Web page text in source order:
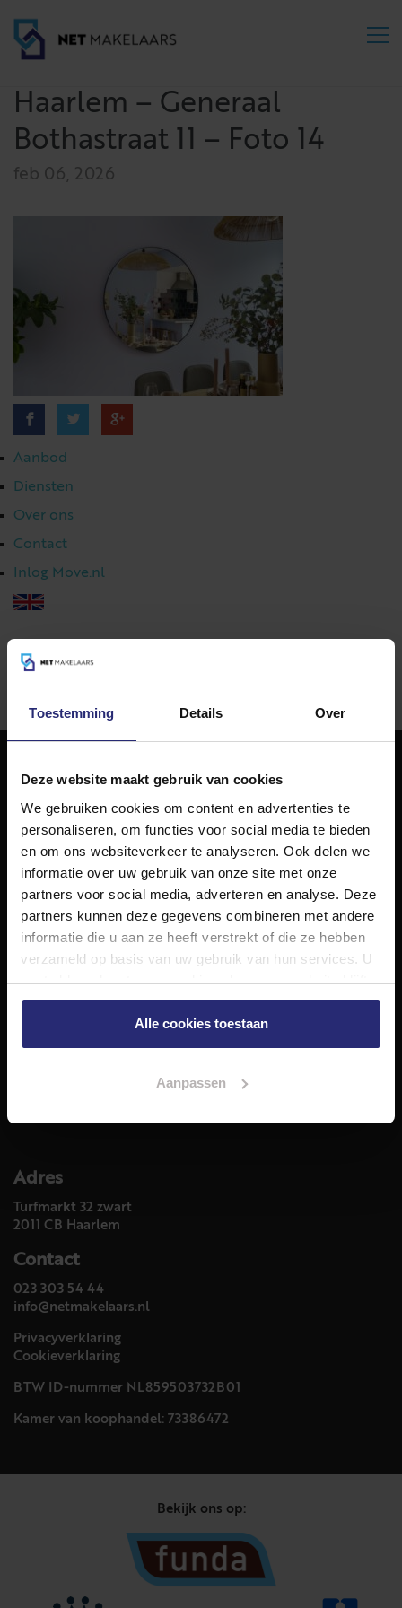
Toestemming Details Over
Deze website maakt gebruik van cookies
We gebruiken cookies om content en advertenties te
personaliseren, om functies voor social media te bieden
en om ons websiteverkeer te analyseren. Ook delen we
informatie over uw gebruik van onze site met onze
partners voor social media, adverteren en analyse. Deze
partners kunnen deze gegevens combineren met andere
informatie die u aan ze heeft verstrekt of die ze hebben
verzameld op basis van uw gebruik van hun services. U
gaat akkoord met onze cookies als u onze website blijft
gebruiken.
Alle cookies toestaan
Aanpassen
Haarlem – Generaal
Bothastraat 11 – Foto 14
feb 06, 2026
Aanbod
Diensten
Over ons
Contact
Inlog Move.nl
023 303 54 44
NET Makelaars
NET Makelaars is een modern makelaarskantoor met
decennialange ervaring in het vak en diepgaande kennis
van de huizenmarkt in Haarlem en omstreken.
Volg ons op
Diensten
Aankoop
Meer informatie over
Adres
Turfmarkt 32 zwart
2011 CB Haarlem
Contact
023 303 54 44
info@netmakelaars.nl
Privacyverklaring
Cookieverklaring
BTW ID-nummer NL859503732B01
Kamer van koophandel: 73386472
Bekijk ons op: